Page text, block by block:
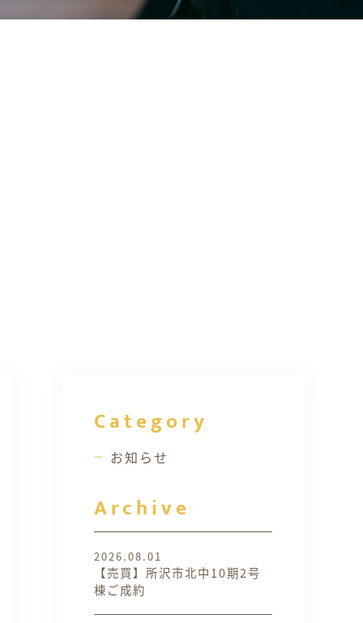
Category
お知らせ
Archive
2026.08.01
【売買】所沢市北中10期2号
棟ご成約